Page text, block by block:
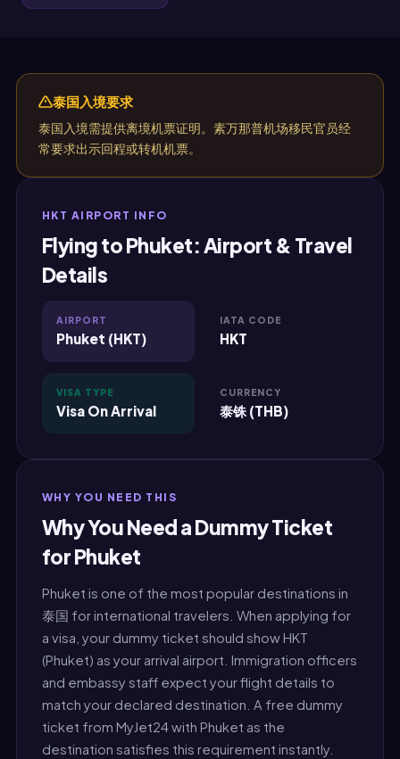
泰国入境要求
泰国入境需提供离境机票证明。素万那普机场移民官员经
常要求出示回程或转机机票。
HKT AIRPORT INFO
Flying to Phuket: Airport & Travel
Details
AIRPORT
Phuket (HKT)
IATA CODE
HKT
VISA TYPE
Visa On Arrival
CURRENCY
泰铢 (THB)
WHY YOU NEED THIS
Why You Need a Dummy Ticket
for Phuket
Phuket is one of the most popular destinations in
泰国 for international travelers. When applying for
a visa, your dummy ticket should show HKT
(Phuket) as your arrival airport. Immigration officers
and embassy staff expect your flight details to
match your declared destination. A free dummy
ticket from MyJet24 with Phuket as the
destination satisfies this requirement instantly.